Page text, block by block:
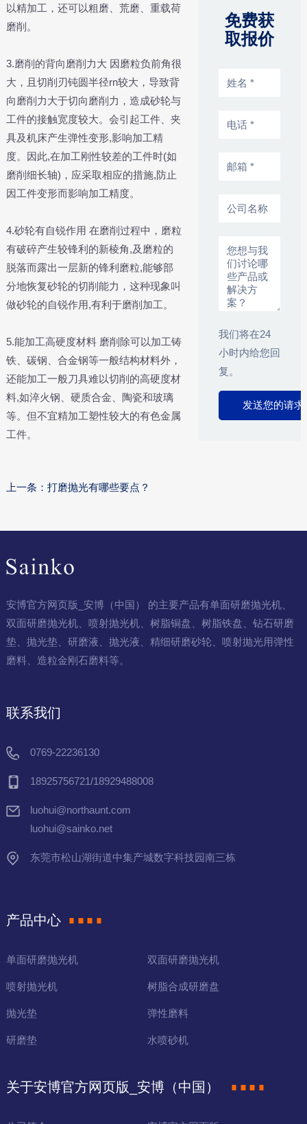
以精加工，还可以粗磨、荒磨、重载荷
磨削。
3.磨削的背向磨削力大 因磨粒负前角很
大，且切削刃钝圆半径rn较大，导致背
向磨削力大于切向磨削力，造成砂轮与
工件的接触宽度较大。会引起工件、夹
具及机床产生弹性变形,影响加工精
度。因此,在加工刚性较差的工件时(如
磨削细长轴)，应采取相应的措施,防止
因工件变形而影响加工精度。
4.砂轮有自锐作用 在磨削过程中，磨粒
有破碎产生较锋利的新棱角,及磨粒的
脱落而露出一层新的锋利磨粒,能够部
分地恢复砂轮的切削能力，这种现象叫
做砂轮的自锐作用,有利于磨削加工。
5.能加工高硬度材料 磨削除可以加工铸
铁、碳钢、合金钢等一般结构材料外，
还能加工一般刀具难以切削的高硬度材
料,如淬火钢、硬质合金、陶瓷和玻璃
等。但不宜精加工塑性较大的有色金属
工件。
上一条：打磨抛光有哪些要点？
免费获
取报价
我们将在24
小时内给您回
复。
安博官方网页版_安博（中国） 的主要产品有单面研磨抛光机、
双面研磨抛光机、喷射抛光机、树脂铜盘、树脂铁盘、钻石研磨
垫、抛光垫、研磨液、抛光液、精细研磨砂轮、喷射抛光用弹性
磨料、造粒金刚石磨料等。
联系我们
0769-22236130
18925756721/18929488008
luohui@northaunt.com
luohui@sainko.net
东莞市松山湖街道中集产城数字科技园南三栋
产品中心
单面研磨抛光机 双面研磨抛光机
喷射抛光机 树脂合成研磨盘
抛光垫 弹性磨料
研磨垫 水喷砂机
关于安博官方网页版_安博（中国）